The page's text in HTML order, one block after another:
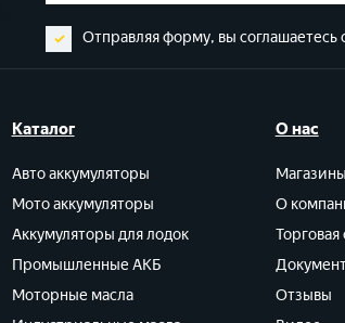
Отправляя форму, вы соглашаетесь
Каталог
Авто аккумуляторы
Мото аккумуляторы
Аккумуляторы для лодок
Промышленные АКБ
Моторные масла
О нас
Магазины
О
Торговая
Отзывы